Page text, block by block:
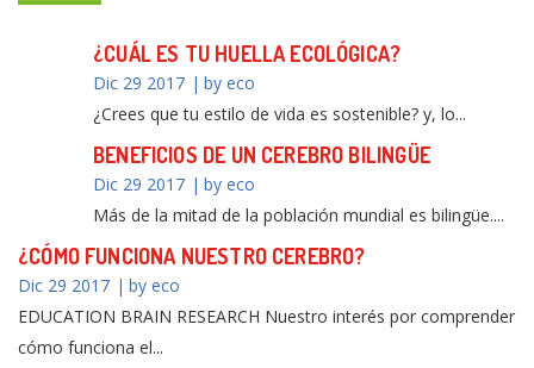
¿CUÁL ES TU HUELLA ECOLÓGICA?
Dic 29 2017
by eco
¿Crees que tu estilo de vida es sostenible? y, lo...
BENEFICIOS DE UN CEREBRO BILINGÜE
Dic 29 2017
by eco
Más de la mitad de la población mundial es bilingüe....
¿CÓMO FUNCIONA NUESTRO CEREBRO?
Dic 29 2017
by eco
EDUCATION BRAIN RESEARCH Nuestro interés por comprender
cómo funciona el...